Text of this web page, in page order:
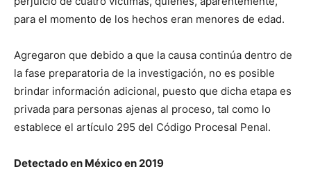
para el momento de los hechos eran menores de edad.
Agregaron que debido a que la causa continúa dentro de
la fase preparatoria de la investigación, no es posible
brindar información adicional, puesto que dicha etapa es
privada para personas ajenas al proceso, tal como lo
establece el artículo 295 del Código Procesal Penal.
Detectado en México en 2019